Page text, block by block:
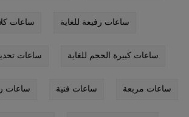
ساعات رفيعة للغاية ساعات
ساعات كبيرة الحجم للغاية ساعات
ساعات مربعة ساعات فنية ساعات